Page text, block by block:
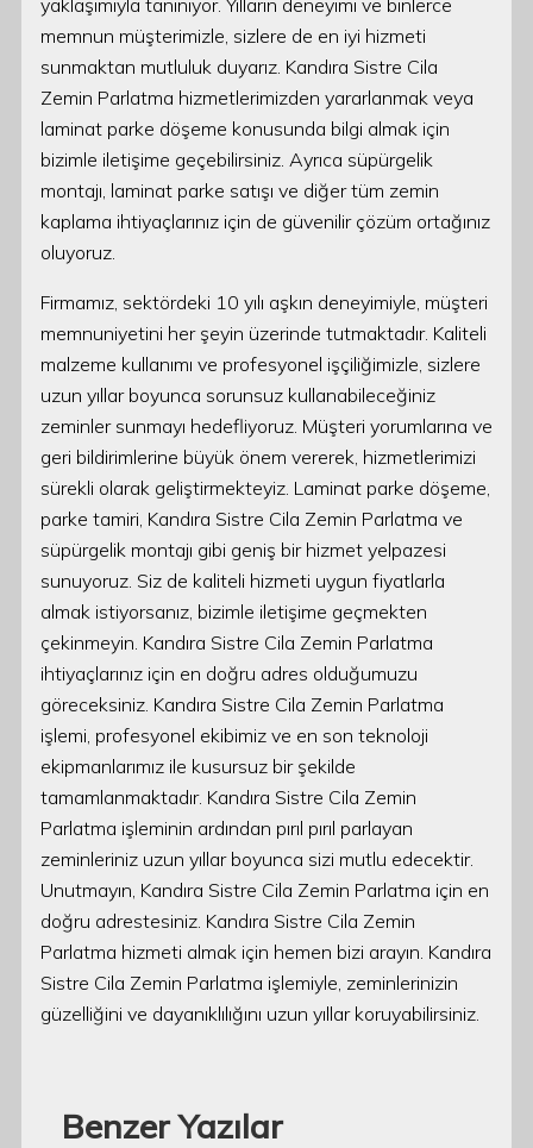
yaklaşımıyla tanınıyor. Yılların deneyimi ve binlerce
memnun müşterimizle, sizlere de en iyi hizmeti
sunmaktan mutluluk duyarız. Kandıra Sistre Cila
Zemin Parlatma hizmetlerimizden yararlanmak veya
laminat parke döşeme konusunda bilgi almak için
bizimle iletişime geçebilirsiniz. Ayrıca süpürgelik
montajı, laminat parke satışı ve diğer tüm zemin
kaplama ihtiyaçlarınız için de güvenilir çözüm ortağınız
oluyoruz.
Firmamız, sektördeki 10 yılı aşkın deneyimiyle, müşteri
memnuniyetini her şeyin üzerinde tutmaktadır. Kaliteli
malzeme kullanımı ve profesyonel işçiliğimizle, sizlere
uzun yıllar boyunca sorunsuz kullanabileceğiniz
zeminler sunmayı hedefliyoruz. Müşteri yorumlarına ve
geri bildirimlerine büyük önem vererek, hizmetlerimizi
sürekli olarak geliştirmekteyiz. Laminat parke döşeme,
parke tamiri, Kandıra Sistre Cila Zemin Parlatma ve
süpürgelik montajı gibi geniş bir hizmet yelpazesi
sunuyoruz. Siz de kaliteli hizmeti uygun fiyatlarla
almak istiyorsanız, bizimle iletişime geçmekten
çekinmeyin. Kandıra Sistre Cila Zemin Parlatma
ihtiyaçlarınız için en doğru adres olduğumuzu
göreceksiniz. Kandıra Sistre Cila Zemin Parlatma
işlemi, profesyonel ekibimiz ve en son teknoloji
ekipmanlarımız ile kusursuz bir şekilde
tamamlanmaktadır. Kandıra Sistre Cila Zemin
Parlatma işleminin ardından pırıl pırıl parlayan
zeminleriniz uzun yıllar boyunca sizi mutlu edecektir.
Unutmayın, Kandıra Sistre Cila Zemin Parlatma için en
doğru adrestesiniz. Kandıra Sistre Cila Zemin
Parlatma hizmeti almak için hemen bizi arayın. Kandıra
Sistre Cila Zemin Parlatma işlemiyle, zeminlerinizin
güzelliğini ve dayanıklılığını uzun yıllar koruyabilirsiniz.
Benzer Yazılar